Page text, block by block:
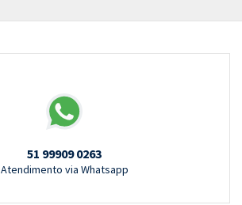
51 99909 0263
Atendimento via Whatsapp